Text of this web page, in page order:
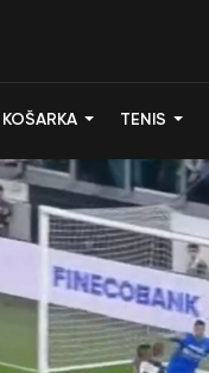
KOŠARKA TENIS